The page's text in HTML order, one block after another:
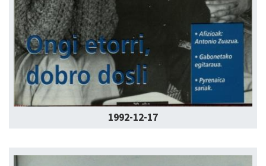
1992-12-17